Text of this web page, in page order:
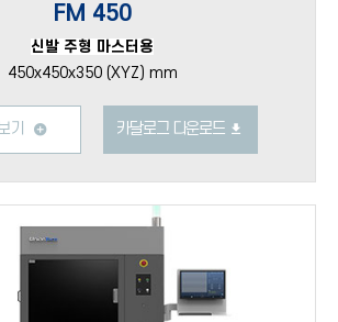
FM 450
신발 주형 마스터용
450x450x350 (XYZ) mm
기 카달로그 다운로드